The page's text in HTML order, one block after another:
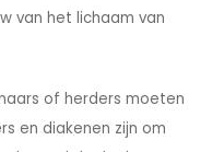
van het lichaam van
of herders moeten
en diakenen zijn om